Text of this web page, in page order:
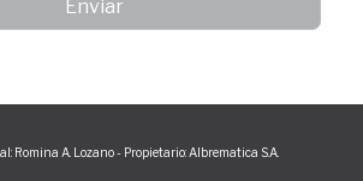
Romina A. Lozano - Propietario: Albrematica S.A.